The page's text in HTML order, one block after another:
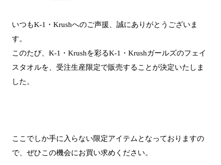
いつもK-1・Krushへのご声援、誠にありがとうございま
す。
このたび、K-1・Krushを彩るK-1・Krushガールズのフェイ
スタオルを、受注生産限定で販売することが決定いたしま
した。
ここでしか手に入らない限定アイテムとなっておりますの
で、ぜひこの機会にお買い求めください。